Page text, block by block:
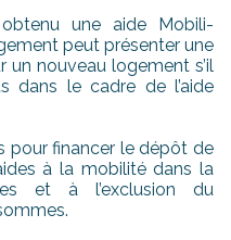
une aide Mobili-
peut présenter une
un nouveau logement s’il
dans le cadre de l’aide
pour financer le dépôt de
à la mobilité dans la
et à l’exclusion du